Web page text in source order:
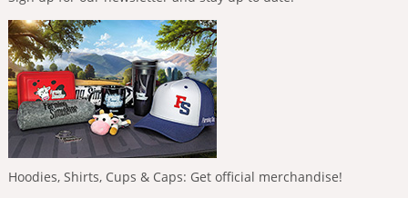
Hoodies, Shirts, Cups & Caps: Get official merchandise!